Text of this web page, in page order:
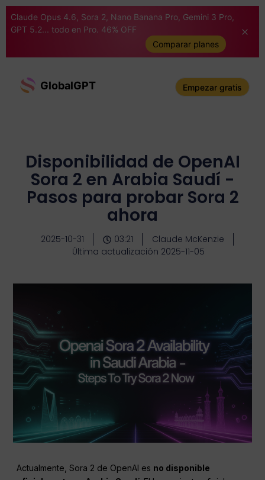
Claude Opus 4.6, Sora 2, Nano Banana Pro, Gemini 3 Pro,
GPT 5.2... todo en Pro. 46% OFF
Comparar planes
GlobalGPT Empezar gratis
Disponibilidad de OpenAI
Sora 2 en Arabia Saudí -
Pasos para probar Sora 2
ahora
2025-10-31 03:21
Claude McKenzie
Última actualización 2025-11-05
Actualmente, Sora 2 de OpenAI es no disponible